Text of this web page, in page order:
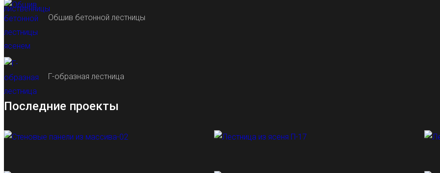
Обшив бетонной лестницы
Г-образная лестница
Последние проекты